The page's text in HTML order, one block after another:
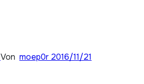
Von moep0r 2016/11/21